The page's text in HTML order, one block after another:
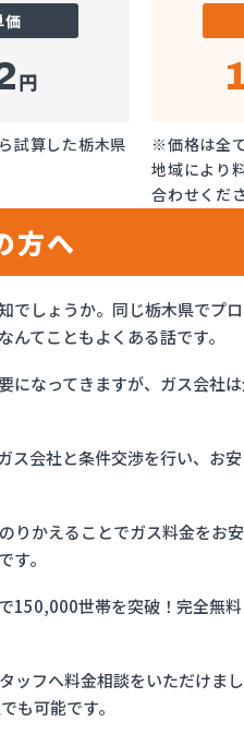
価
円
試算した栃木県
※価格は全
地域により
合わせくだ
方へ
でしょうか。同じ栃木県でプ
てこともよくある話です。
になってきますが、ガス会社
ス会社と条件交渉を行い、お
りかえることでガス料金をお
す。
150,000世帯を突破！完全無
ッフへ料金相談をいただけま
も可能です。